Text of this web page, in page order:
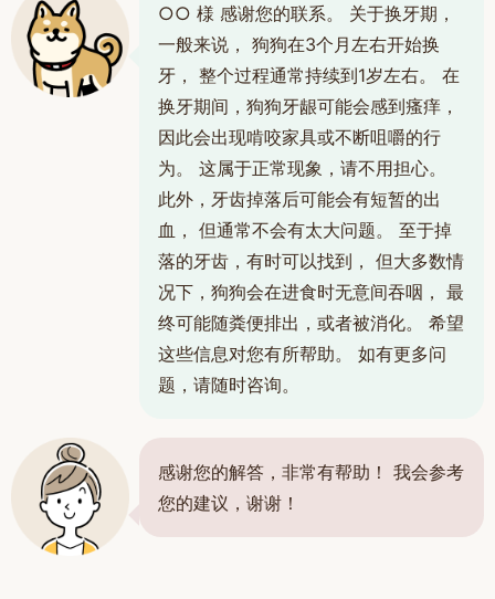
○○ 様 感谢您的联系。 关于换牙期，
一般来说， 狗狗在3个月左右开始换
牙， 整个过程通常持续到1岁左右。 在
换牙期间，狗狗牙龈可能会感到瘙痒，
因此会出现啃咬家具或不断咀嚼的行
为。 这属于正常现象，请不用担心。
此外，牙齿掉落后可能会有短暂的出
血， 但通常不会有太大问题。 至于掉
落的牙齿，有时可以找到， 但大多数情
况下，狗狗会在进食时无意间吞咽， 最
终可能随粪便排出，或者被消化。 希望
这些信息对您有所帮助。 如有更多问
题，请随时咨询。
感谢您的解答，非常有帮助！ 我会参考
您的建议，谢谢！